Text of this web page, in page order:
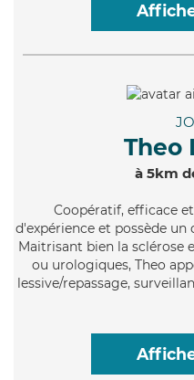
Theo
à 5km
Coopératif, efficace
d'expérience et possède
Maitrisant bien la sclérose
ou urologiques, Theo
lessive/repassage,